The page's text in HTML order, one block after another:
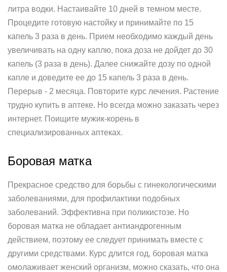
литра водки. Настаивайте 10 дней в темном месте.
Процедите готовую настойку и принимайте по 15
капель 3 раза в день. Прием необходимо каждый день
увеличивать на одну каплю, пока доза не дойдет до 30
капель (3 раза в день). Далее снижайте дозу по одной
капле и доведите ее до 15 капель 3 раза в день.
Перерыв - 2 месяца. Повторите курс лечения. Растение
трудно купить в аптеке. Но всегда можно заказать через
интернет. Поищите мужик-корень в
специализированных аптеках.
Боровая матка
Прекрасное средство для борьбы с гинекологическими
заболеваниями, для профилактики подобных
заболеваний. Эффективна при поликистозе. Но
боровая матка не обладает антиандрогенным
действием, поэтому ее следует принимать вместе с
другими средствами. Курс длится год, боровая матка
омолаживает женский организм, можно сказать, что она